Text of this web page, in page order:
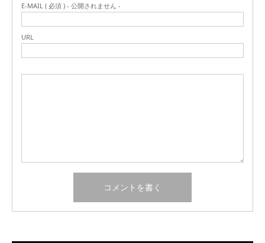
E-MAIL ( 必須 ) - 公開されません -
URL